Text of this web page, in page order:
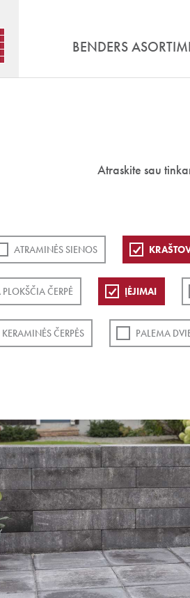
BENDERS
Atraskite sau
ATRAMINĖS SIENOS
ČERPĖ ĮĖJIMAI
KERAMINĖS ČERPĖS PALEMA